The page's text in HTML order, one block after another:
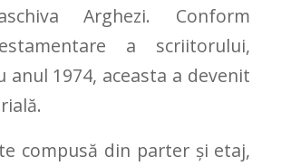
Arghezi. Conform
a scriitorului,
anul 1974, aceasta a devenit
compusă din parter și etaj,